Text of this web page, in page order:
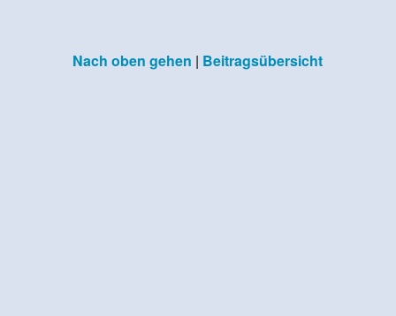
Nach oben gehen | Beitragsübersicht